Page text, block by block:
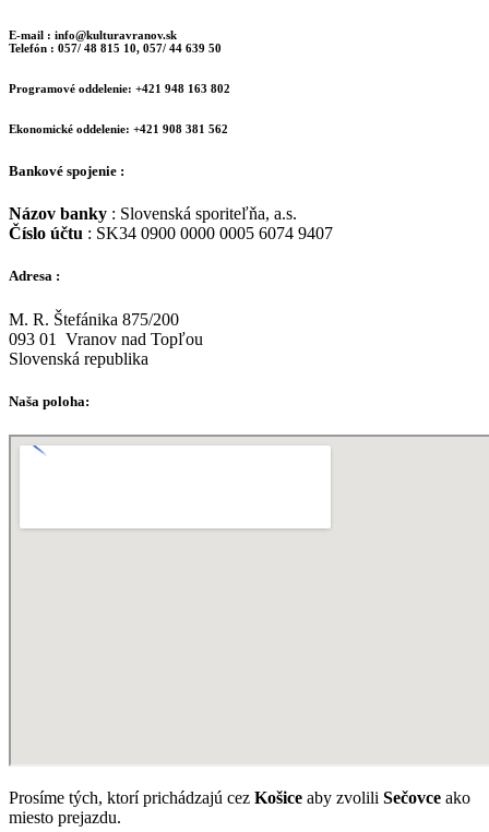
E-mail : info@kulturavranov.sk
Telefón : 057/ 48 815 10, 057/ 44 639 50
Programové oddelenie: +421 948 163 802
Ekonomické oddelenie: +421 908 381 562
Bankové spojenie :
Názov banky : Slovenská sporiteľňa, a.s.
Číslo účtu : SK34 0900 0000 0005 6074 9407
Adresa :
M. R. Štefánika 875/200
093 01 Vranov nad Topľou
Slovenská republika
Naša poloha:
Prosíme tých, ktorí prichádzajú cez Košice aby zvolili Sečovce ako
miesto prejazdu.